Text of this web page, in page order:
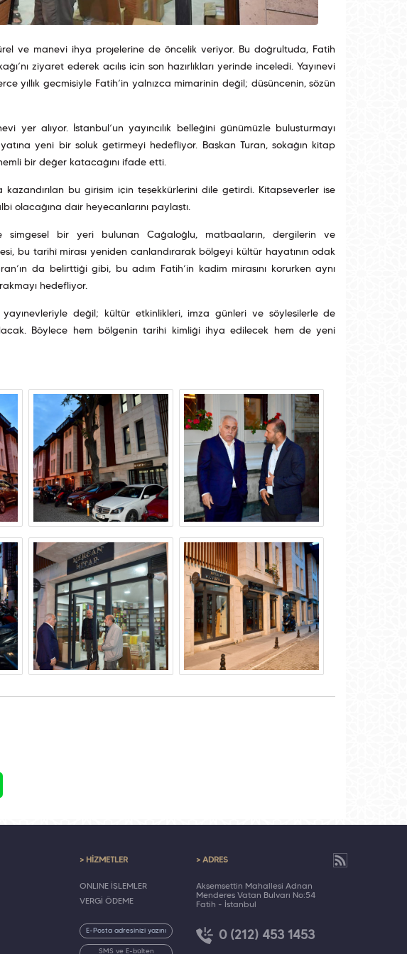
ve manevi ihya projelerine de öncelik veriyor. Bu doğrultuda, Fatih
ziyaret ederek açılış için son hazırlıkları yerinde inceledi. Yayınevi
yıllık geçmişiyle Fatih’in yalnızca mimarinin değil; düşüncenin, sözün
yer alıyor. İstanbul’un yayıncılık belleğini günümüzle buluşturmayı
yeni bir soluk getirmeyi hedefliyor. Başkan Turan, sokağın kitap
bir değer katacağını ifade etti.
kazandırılan bu girişim için teşekkürlerini dile getirdi. Kitapseverler ise
olacağına dair heyecanlarını paylaştı.
simgesel bir yeri bulunan Cağaloğlu, matbaaların, dergilerin ve
bu tarihî mirası yeniden canlandırarak bölgeyi kültür hayatının odak
da belirttiği gibi, bu adım Fatih’in kadim mirasını korurken aynı
hedefliyor.
yayınevleriyle değil; kültür etkinlikleri, imza günleri ve söyleşilerle de
Böylece hem bölgenin tarihî kimliği ihya edilecek hem de yeni
> HİZMETLER
ONLINE İŞLEMLER
VERGİ ÖDEME
SMS ve E-bülten
> ADRES
Akşemsettin Mahallesi Adnan
Menderes Vatan Bulvarı No:54
Fatih - İstanbul
0 (212) 453 1453